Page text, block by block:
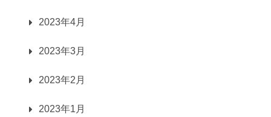
2023年4月
2023年3月
2023年2月
2023年1月